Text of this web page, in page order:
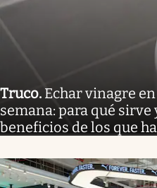
Truco. Echar vinagre
semana: para qué sirve
beneficios de los que